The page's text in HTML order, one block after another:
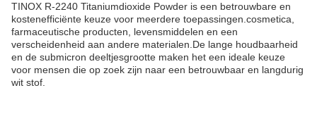
TINOX R-2240 Titaniumdioxide Powder is een betrouwbare en
kostenefficiënte keuze voor meerdere toepassingen.cosmetica,
farmaceutische producten, levensmiddelen en een
verscheidenheid aan andere materialen.De lange houdbaarheid
en de submicron deeltjesgrootte maken het een ideale keuze
voor mensen die op zoek zijn naar een betrouwbaar en langdurig
wit stof.